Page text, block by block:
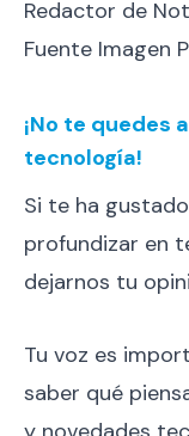
Redactor de
Fuente Imagen
¡No te quedes
tecnología!
Si te ha
profundizar en
dejarnos tu
Tu voz es
saber qué